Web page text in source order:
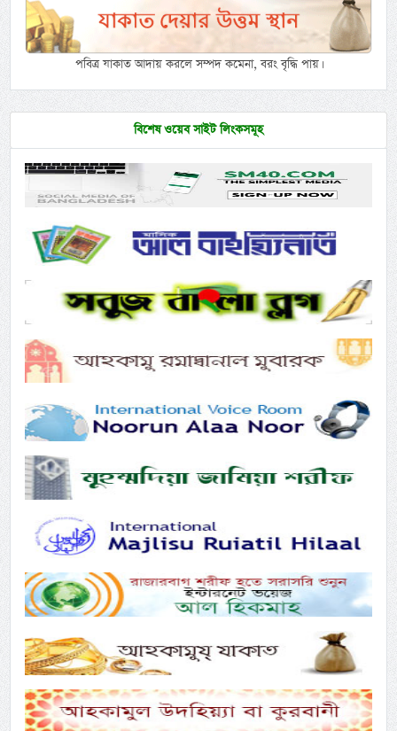
পবিত্র যাকাত আদায় করলে সম্পদ কমেনা, বরং বৃদ্ধি পায়।
বিশেষ ওয়েব সাইট লিংকসমূহ